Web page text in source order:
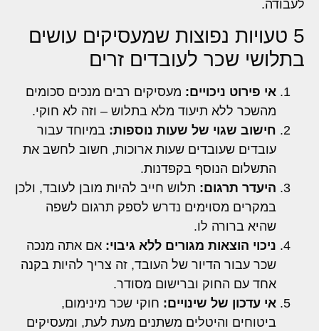
לעבודה.
5 טעויות נפוצות שמעסיקים עושים
בתלושי שכר לעובדים זרים
אי פירוט ניכויים: מעסיקים רבים מנכים סכומים
מהשכר ללא תיעוד מלא בתלוש – וזה לא חוקי.
חישוב שגוי של שעות נוספות: במיוחד עבור
עובדים שעובדים שעות ארוכות, חשוב לחשב את
התשלום הנוסף בקפדנות.
היעדר תרגום: תלוש חייב להיות מובן לעובד, ולכן
במקרים מסוימים נדרש לספק תרגום לשפה
שהיא ברורה לו.
ניכוי הוצאות מגורים ללא גיבוי: אם אתה מנכה
שכר עבור הדיור של העובד, זה צריך להיות בקנה
אחד עם החוק וברישום מסודר.
אי עדכון של שינויים: חוקי שכר מינימום,
ביטוחים והיטלים משתנים מעת לעת, ומעסיקים